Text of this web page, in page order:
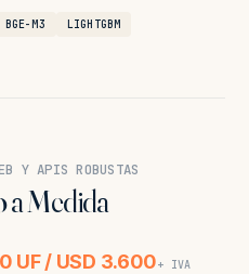
BGE-M3 LIGHTGBM
Y APIS ROBUSTAS
Medida
UF / USD 3.600+ IVA